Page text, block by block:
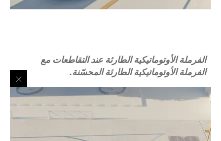
الفرملة الأوتوماتيكية الطارئة عند التقاطعات مع
الفرملة الأوتوماتيكية الطارئة المحسّنة.